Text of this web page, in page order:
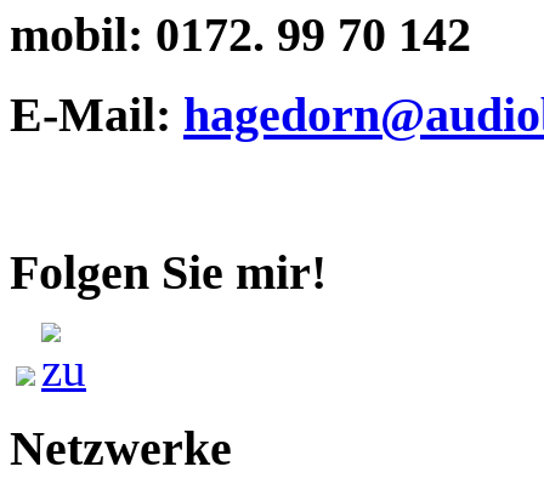
mobil: 0172. 99 70 142
E-Mail:
Folgen Sie mir!
Netzwerke